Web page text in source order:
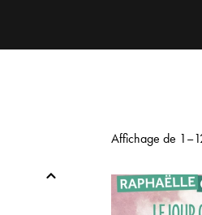
Affichage de